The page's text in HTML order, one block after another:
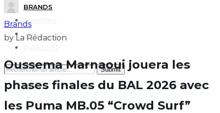
BRANDS
OPINIONS
INTERVIEW
Search
for:
Brands
by La Rédaction
Oussema Marnaoui jouera les
phases finales du BAL 2026 avec
les Puma MB.05 “Crowd Surf”